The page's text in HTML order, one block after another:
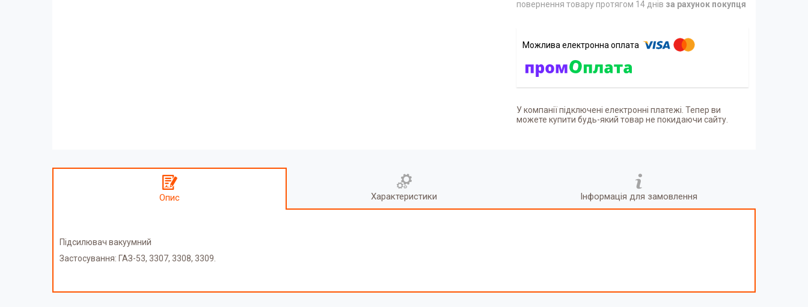
повернення товару протягом 14 днів за рахунок покупця
У компанії підключені електронні платежі. Тепер ви
можете купити будь-який товар не покидаючи сайту.
Опис Характеристики Інформація для замовлення
Підсилювач вакуумний
Застосування: ГАЗ-53, 3307, 3308, 3309.